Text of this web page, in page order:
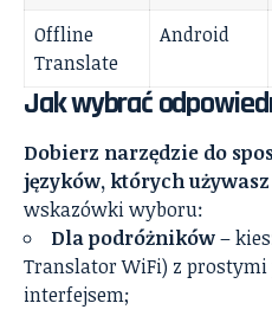
Offline
Translate
Android
Jak wybrać
Dobierz narzędzie do
języków, których
wskazówki wyboru:
Dla podróżników–
Translator WiFi) z
interfejsem;